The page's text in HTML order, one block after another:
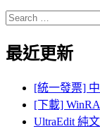
Search
for:
最近更新
[統一發票]
[下載]
UltraEdit 純